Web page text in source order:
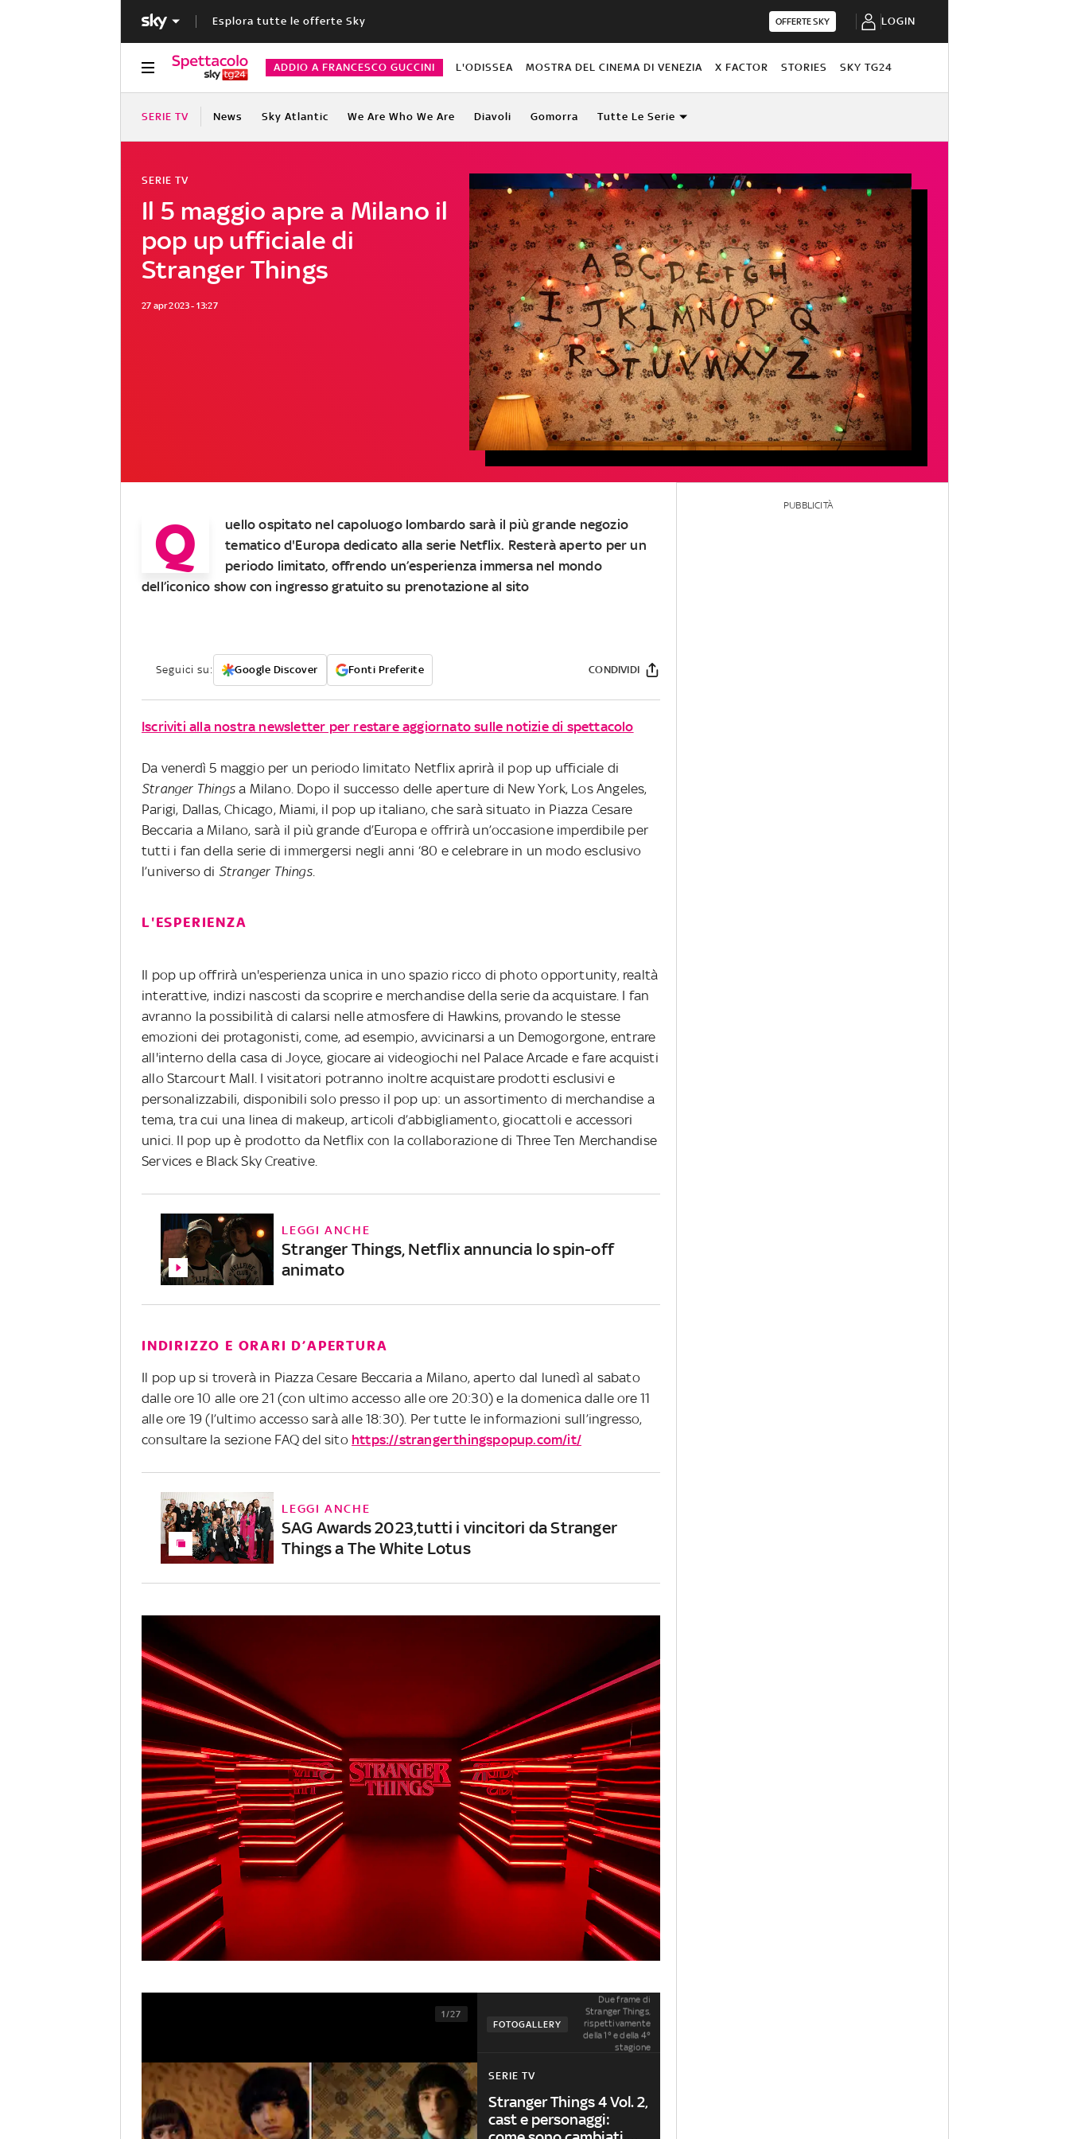
Esplora tutte le offerte Sky OFFERTE SKY LOGIN
ADDIO A FRANCESCO GUCCINI L'ODISSEA MOSTRA DEL CINEMA DI VENEZIA X FACTOR STORIES SKY TG24
SERIE TV News Sky Atlantic We Are Who We Are Diavoli Gomorra Tutte Le Serie
Il 5 maggio apre a Milano il
pop up ufficiale di
Stranger Things
SERIE TV
27 apr 2023 - 13:27
Q
uello ospitato nel capoluogo lombardo sarà il più grande negozio
tematico d'Europa dedicato alla serie Netflix. Resterà aperto per un
periodo limitato, offrendo un’esperienza immersa nel mondo
dell’iconico show con ingresso gratuito su prenotazione al sito
Seguici su: Google Discover Fonti Preferite CONDIVIDI
Iscriviti alla nostra newsletter per restare aggiornato sulle notizie di spettacolo
Da venerdì 5 maggio per un periodo limitato Netflix aprirà il pop up ufficiale di
Stranger Things a Milano. Dopo il successo delle aperture di New York, Los Angeles,
Parigi, Dallas, Chicago, Miami, il pop up italiano, che sarà situato in Piazza Cesare
Beccaria a Milano, sarà il più grande d’Europa e offrirà un’occasione imperdibile per
tutti i fan della serie di immergersi negli anni ‘80 e celebrare in un modo esclusivo
l’universo di Stranger Things.
L'ESPERIENZA
Il pop up offrirà un'esperienza unica in uno spazio ricco di photo opportunity, realtà
interattive, indizi nascosti da scoprire e merchandise della serie da acquistare. I fan
avranno la possibilità di calarsi nelle atmosfere di Hawkins, provando le stesse
emozioni dei protagonisti, come, ad esempio, avvicinarsi a un Demogorgone, entrare
all'interno della casa di Joyce, giocare ai videogiochi nel Palace Arcade e fare acquisti
allo Starcourt Mall. I visitatori potranno inoltre acquistare prodotti esclusivi e
personalizzabili, disponibili solo presso il pop up: un assortimento di merchandise a
tema, tra cui una linea di makeup, articoli d’abbigliamento, giocattoli e accessori
unici. Il pop up è prodotto da Netflix con la collaborazione di Three Ten Merchandise
Services e Black Sky Creative.
LEGGI ANCHE
Stranger Things, Netflix annuncia lo spin-off
animato
INDIRIZZO E ORARI D’APERTURA
Il pop up si troverà in Piazza Cesare Beccaria a Milano, aperto dal lunedì al sabato
dalle ore 10 alle ore 21 (con ultimo accesso alle ore 20:30) e la domenica dalle ore 11
alle ore 19 (l’ultimo accesso sarà alle 18:30). Per tutte le informazioni sull’ingresso,
consultare la sezione FAQ del sito https://strangerthingspopup.com/it/
LEGGI ANCHE
SAG Awards 2023,tutti i vincitori da Stranger
Things a The White Lotus
FOTOGALLERY
Due frame di
Stranger Things,
rispettivamente
della 1° e della 4°
stagione
1/27
SERIE TV
Stranger Things 4 Vol. 2,
cast e personaggi:
PUBBLICITÀ